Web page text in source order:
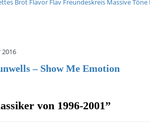
Brot Flavor Flav Freundeskreis Massive Töne
2016
– Show Me Emotion
von 1996-2001”